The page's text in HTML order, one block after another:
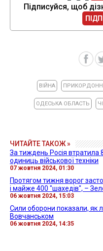
Підписуйся, щоб
ВІЙНА
ОДЕСЬКА ОБЛАСТЬ
ЧИТАЙТЕ ТАКОЖ »
За тиждень Росія втратила
одиниць військової техніки
07 жовтня 2024, 01:30
Протягом тижня ворог
і майже 400 "шахедів", –
06 жовтня 2024, 15:03
Сили оборони показали, як
Вовчанськом
06 жовтня 2024, 14:35